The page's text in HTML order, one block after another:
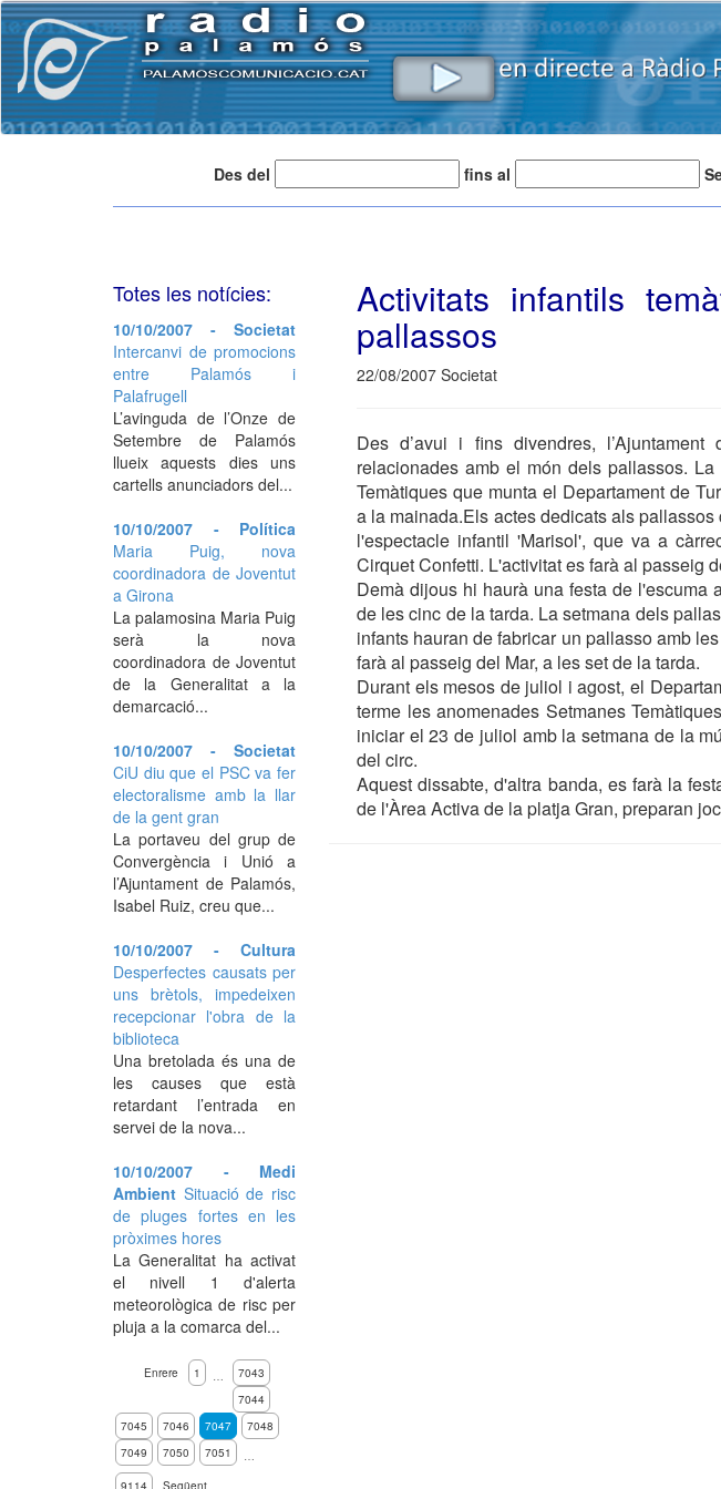
Des del fins al
Activitats infantils
pallassos
22/08/2007 Societat
Des d’avui i fins divendres,
relacionades amb el món dels pallassos.
Temàtiques que munta el Departament de
a la mainada.Els actes dedicats als
l'espectacle infantil 'Marisol', que va a
Cirquet Confetti. L'activitat es farà al passeig
Demà dijous hi haurà una festa de l'escuma
de les cinc de la tarda. La setmana dels
infants hauran de fabricar un pallasso amb
farà al passeig del Mar, a les set de la tarda.
Durant els mesos de juliol i agost, el
terme les anomenades Setmanes
iniciar el 23 de juliol amb la setmana de la
del circ.
Aquest dissabte, d'altra banda, es farà la
de l'Àrea Activa de la platja Gran, preparan
Totes les notícies:
10/10/2007 - Societat
Intercanvi de promocions
entre Palamós i
Palafrugell
L’avinguda de l’Onze de
Setembre de Palamós
llueix aquests dies uns
cartells anunciadors del...
10/10/2007 - Política
Maria Puig, nova
coordinadora de Joventut
a Girona
La palamosina Maria Puig
serà la nova
coordinadora de Joventut
de la Generalitat a la
demarcació...
10/10/2007 - Societat
CiU diu que el PSC va fer
electoralisme amb la llar
de la gent gran
La portaveu del grup de
Convergència i Unió a
l’Ajuntament de Palamós,
Isabel Ruiz, creu que...
10/10/2007 - Cultura
Desperfectes causats per
uns brètols, impedeixen
recepcionar l'obra de la
biblioteca
Una bretolada és una de
les causes que està
retardant l’entrada en
servei de la nova...
10/10/2007 - Medi
Ambient Situació de risc
de pluges fortes en les
pròximes hores
La Generalitat ha activat
el nivell 1 d'alerta
meteorològica de risc per
pluja a la comarca del...
Enrere 1 …
7043
7044
7045
7046 7047
7048
7049
7050 7051
…
9114
Següent